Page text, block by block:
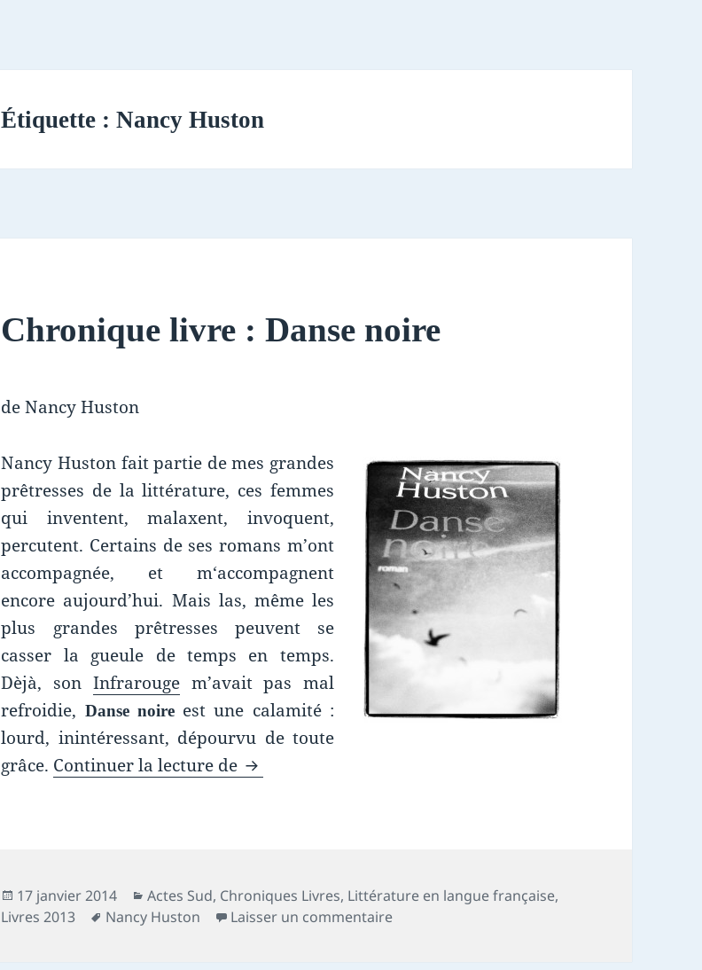
Étiquette :Nancy Huston
Chronique livre : Danse noire
de Nancy Huston
Nancy Huston fait partie de mes grandes
prêtresses de la littérature, ces femmes
qui inventent, malaxent, invoquent,
percutent. Certains de ses romans m’ont
accompagnée, et m‘accompagnent
encore aujourd’hui. Mais las, même les
plus grandes prêtresses peuvent se
casser la gueule de temps en temps.
Dèjà, son Infrarougem’avait pas mal
refroidie, Danse noireest une calamité :
lourd, inintéressant, dépourvu de toute
grâce. Continuer la lecture de Chronique livre : Danse noire
Publié
le
17 janvier 2014 Catégories
Actes Sud, Chroniques Livres, Littérature en langue française,
Livres 2013
Mots-
Nancy Huston Laisser un commentairesur Chronique livre : Danse noire